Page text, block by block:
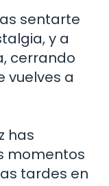
sentarte
y a
cerrando
vuelves a
has
momentos
tardes en